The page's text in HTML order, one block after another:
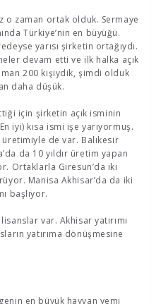
o zaman ortak olduk. Sermaye
Türkiye’nin en büyüğü.
yarısı şirketin ortağıydı.
devam etti ve ilk halka açık
200 kişiydik, şimdi olduk
daha düşük.
için şirketin açık isminin
iyi) kısa ismi işe yarıyormuş.
de var. Balıkesir
da 10 yıldır üretim yapan
Ortaklarla Giresun’da iki
Manisa Akhisar’da da iki
başlıyor.
var. Akhisar yatırımı
yatırıma dönüşmesine
en büyük hayvan yemi